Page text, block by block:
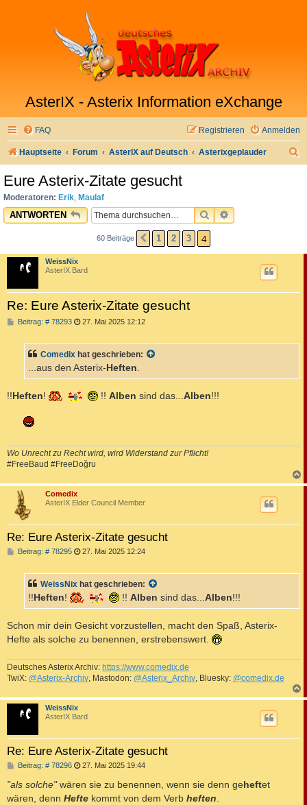
AsterIX - Asterix Information eXchange
FAQ Anmelden
Registrieren
Hauptseite Forum AsterIX auf Deutsch Asterixgeplauder
Eure Asterix-Zitate gesucht
Moderatoren: Erik, Maulaf
ANTWORTEN SUCHEERWEITERTE
60 Beiträge VORHERIGE
1 2 3 4
WeissNix
AsterIX Bard
Re: Eure Asterix-Zitate gesucht
Beitrag: # 78293B
r
a
27. Mai 2025 12:12
Comedix hat geschrieben:
...aus den Asterix- Heften.
!!Heften! !! Alben sind das... Alben!!!
Wo Unrecht zu Recht wird, wird Widerstand zur Pflicht!
#FreeBaud #FreeDoğru
a
Comedix
AsterIX Elder Council Member
Re: Eure Asterix-Zitate gesucht
Beitrag: # 78295B
r
a
g
27. Mai 2025 12:24
WeissNix hat geschrieben:
!! Heften! !! Alben sind das...Alben!!!
Schon mir dein Gesicht vorzustellen, macht den Spaß, Asterix-
Hefte als solche zu benennen, erstrebenswert.
Deutsches Asterix Archiv: https://www.comedix.de
TwiX: @Asterix-Archiv , Mastodon: @Asterix_Archiv , Bluesky: @comedix.de
a
WeissNix
AsterIX Bard
Re: Eure Asterix-Zitate gesucht
Beitrag: # 78296B
i
r
27. Mai 2025 19:44
"als solche"wären sie zu benennen, wenn sie denn geheftet
wären, denn Hefte kommt von dem Verb heften